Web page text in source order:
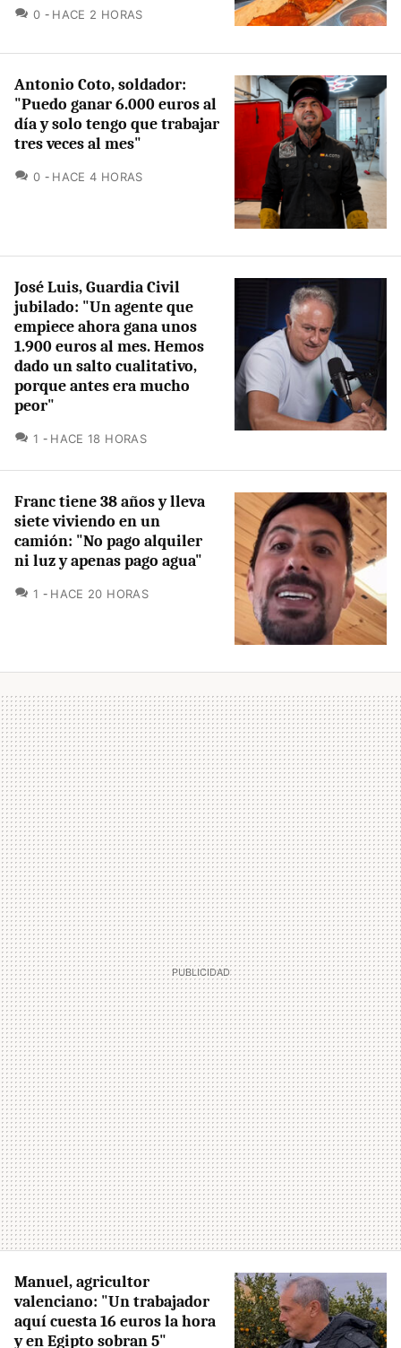
0 COMENTARIOS
HACE 2 HORAS
Antonio Coto, soldador:
"Puedo ganar 6.000 euros al
día y solo tengo que trabajar
tres veces al mes"
0 COMENTARIOS
HACE 4 HORAS
José Luis, Guardia Civil
jubilado: "Un agente que
empiece ahora gana unos
1.900 euros al mes. Hemos
dado un salto cualitativo,
porque antes era mucho
peor"
1 COMENTARIOS
HACE 18 HORAS
Franc tiene 38 años y lleva
siete viviendo en un
camión: "No pago alquiler
ni luz y apenas pago agua"
1 COMENTARIOS
HACE 20 HORAS
Manuel, agricultor
valenciano: "Un trabajador
aquí cuesta 16 euros la hora
y en Egipto sobran 5"